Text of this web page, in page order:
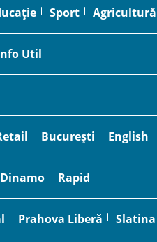
Sport Agricultură
Util
București English
Dinamo Rapid
Prahova Liberă Slatina